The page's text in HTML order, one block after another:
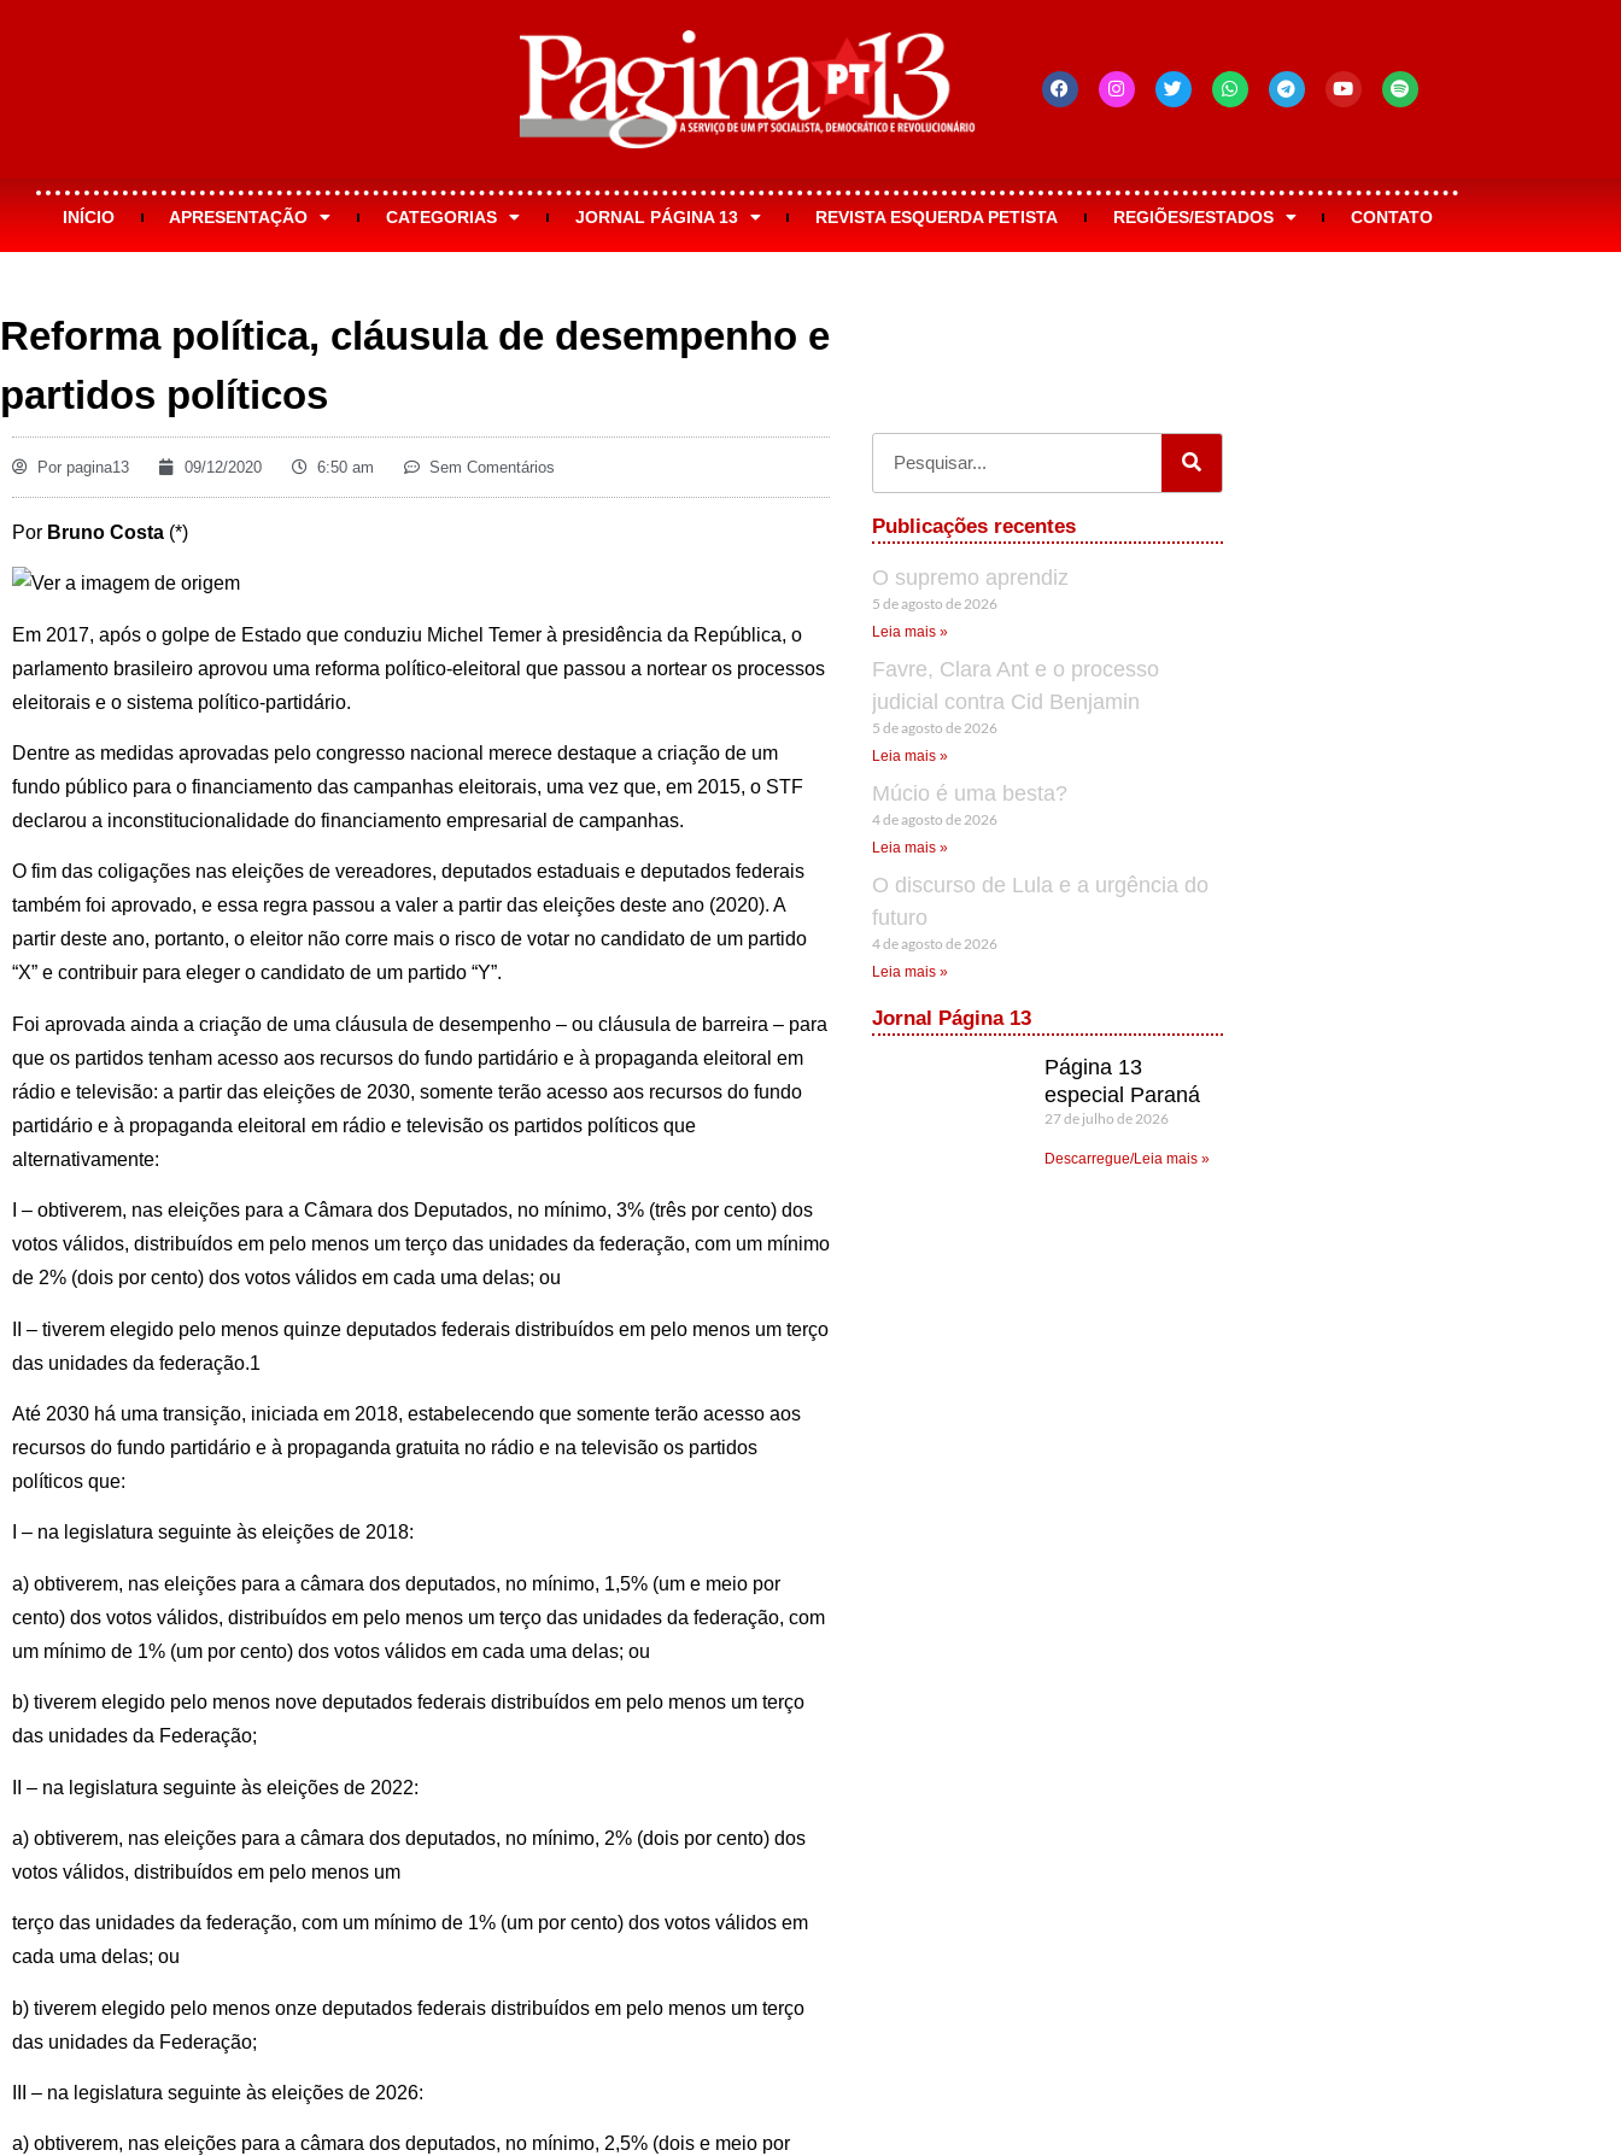
INÍCIO APRESENTAÇÃO CATEGORIAS JORNAL PÁGINA 13 REVISTA ESQUERDA PETISTA REGIÕES/ESTADOS CONTATO
Reforma política, cláusula de desempenho e
partidos políticos
Por pagina13 09/12/2020 6:50 am Sem Comentários
Por Bruno Costa (*)
Em 2017, após o golpe de Estado que conduziu Michel Temer à presidência da República, o
parlamento brasileiro aprovou uma reforma político-eleitoral que passou a nortear os processos
eleitorais e o sistema político-partidário.
Dentre as medidas aprovadas pelo congresso nacional merece destaque a criação de um
fundo público para o financiamento das campanhas eleitorais, uma vez que, em 2015, o STF
declarou a inconstitucionalidade do financiamento empresarial de campanhas.
O fim das coligações nas eleições de vereadores, deputados estaduais e deputados federais
também foi aprovado, e essa regra passou a valer a partir das eleições deste ano (2020). A
partir deste ano, portanto, o eleitor não corre mais o risco de votar no candidato de um partido
“X” e contribuir para eleger o candidato de um partido “Y”.
Foi aprovada ainda a criação de uma cláusula de desempenho – ou cláusula de barreira – para
que os partidos tenham acesso aos recursos do fundo partidário e à propaganda eleitoral em
rádio e televisão: a partir das eleições de 2030, somente terão acesso aos recursos do fundo
partidário e à propaganda eleitoral em rádio e televisão os partidos políticos que
alternativamente:
I – obtiverem, nas eleições para a Câmara dos Deputados, no mínimo, 3% (três por cento) dos
votos válidos, distribuídos em pelo menos um terço das unidades da federação, com um mínimo
de 2% (dois por cento) dos votos válidos em cada uma delas; ou
II – tiverem elegido pelo menos quinze deputados federais distribuídos em pelo menos um terço
das unidades da federação.1
Até 2030 há uma transição, iniciada em 2018, estabelecendo que somente terão acesso aos
recursos do fundo partidário e à propaganda gratuita no rádio e na televisão os partidos
políticos que:
I – na legislatura seguinte às eleições de 2018:
a) obtiverem, nas eleições para a câmara dos deputados, no mínimo, 1,5% (um e meio por
cento) dos votos válidos, distribuídos em pelo menos um terço das unidades da federação, com
um mínimo de 1% (um por cento) dos votos válidos em cada uma delas; ou
b) tiverem elegido pelo menos nove deputados federais distribuídos em pelo menos um terço
das unidades da Federação;
II – na legislatura seguinte às eleições de 2022:
a) obtiverem, nas eleições para a câmara dos deputados, no mínimo, 2% (dois por cento) dos
votos válidos, distribuídos em pelo menos um
terço das unidades da federação, com um mínimo de 1% (um por cento) dos votos válidos em
cada uma delas; ou
b) tiverem elegido pelo menos onze deputados federais distribuídos em pelo menos um terço
das unidades da Federação;
III – na legislatura seguinte às eleições de 2026:
a) obtiverem, nas eleições para a câmara dos deputados, no mínimo, 2,5% (dois e meio por
Publicações recentes
O supremo aprendiz
5 de agosto de 2026
Leia mais »
Favre, Clara Ant e o processo
judicial contra Cid Benjamin
5 de agosto de 2026
Leia mais »
Múcio é uma besta?
4 de agosto de 2026
Leia mais »
O discurso de Lula e a urgência do
futuro
4 de agosto de 2026
Leia mais »
Jornal Página 13
Página 13
especial Paraná
27 de julho de 2026
Descarregue/Leia mais »